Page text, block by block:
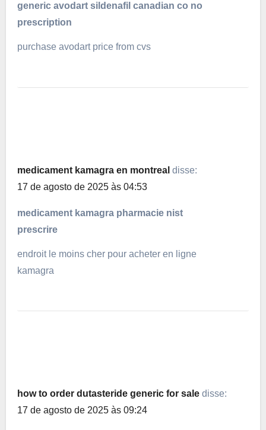
generic avodart sildenafil canadian co no
prescription
purchase avodart price from cvs
medicament kamagra en montreal disse:
17 de agosto de 2025 às 04:53
medicament kamagra pharmacie nist
prescrire
endroit le moins cher pour acheter en ligne
kamagra
how to order dutasteride generic for sale disse:
17 de agosto de 2025 às 09:24